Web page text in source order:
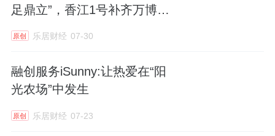
如果说地段是天赋，那么产品力则是匠心。
克而瑞好房点评提供
200㎡以下户型实现了重庆罕见的“无留白”精装
交付。
足鼎立”，香江1号补齐万博千
万级、8万+顶豪赛道
原创 乐居财经 07-30
融创服务iSunny:让热爱在“阳
光农场”中发生
原创 乐居财经 07-23